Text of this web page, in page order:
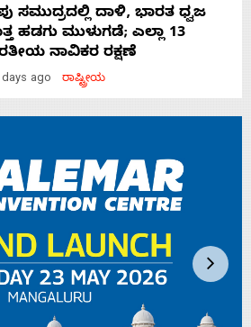
ಸಮುದ್ರದಲ್ಲಿ ದಾಳಿ, ಭಾರತ ಧ್ವಜ
ಹಡಗು ಮುಳುಗಡೆ; ಎಲ್ಲಾ 13
ನಾವಿಕರ ರಕ್ಷಣೆ
days ago ರಾಷ್ಟ್ರೀಯ